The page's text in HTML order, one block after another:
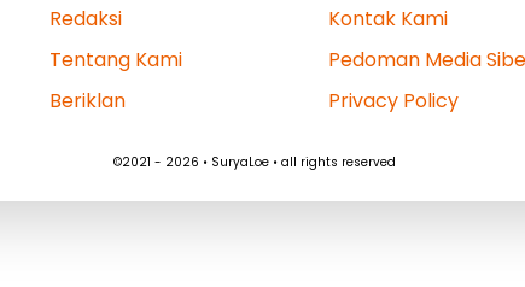
Redaksi
Tentang Kami
Beriklan
Kontak Kami
Pedoman Media
Privacy Policy
©2021 - 2026 • SuryaLoe • all rights reserved